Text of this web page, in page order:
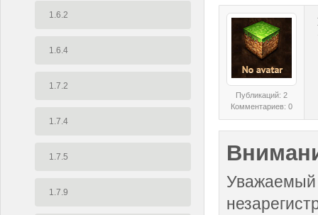
1.6.2
1.6.4
1.7.2
1.7.4
1.7.5
1.7.9
Публикаций: 2
Комментариев: 0
Уважаемый